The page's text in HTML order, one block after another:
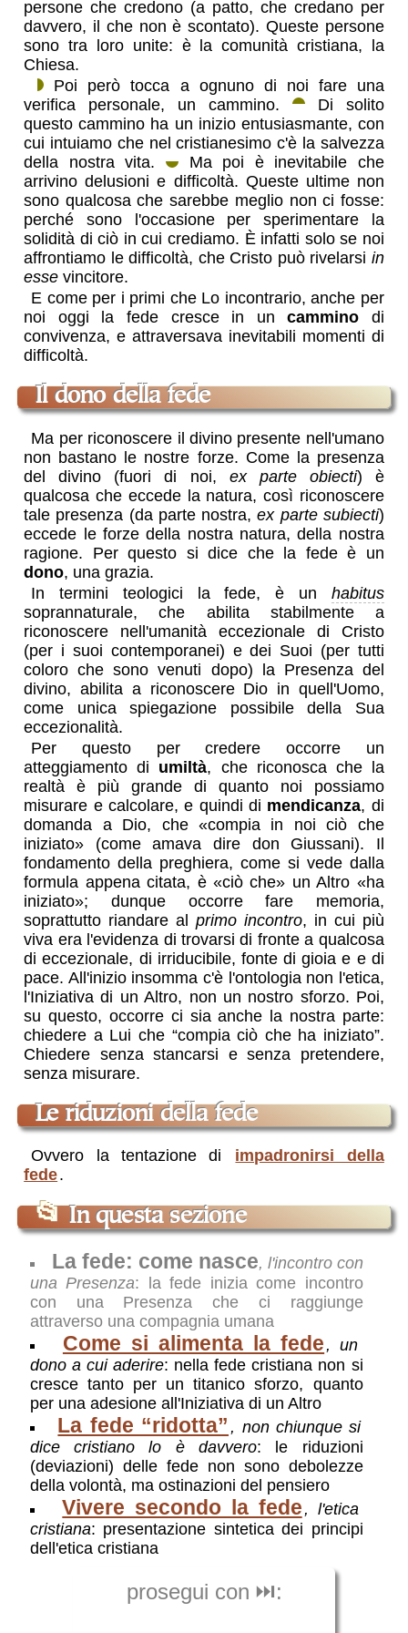
persone che credono (a patto, che credano per
davvero, il che non è scontato). Queste persone
sono tra loro unite: è la comunità cristiana, la
Chiesa.
Poi però tocca a ognuno di noi fare una
verifica personale, un cammino.
Di solito
questo cammino ha un inizio entusiasmante, con
cui intuiamo che nel cristianesimo c'è la salvezza
della nostra vita.
Ma poi è inevitabile che
arrivino delusioni e difficoltà. Queste ultime non
sono qualcosa che sarebbe meglio non ci fosse:
perché sono l'occasione per sperimentare la
solidità di ciò in cui crediamo. È infatti solo se noi
affrontiamo le difficoltà, che Cristo può rivelarsi in
esse vincitore.
E come per i primi che Lo incontrario, anche per
noi oggi la fede cresce in uncammino di
convivenza, e attraversava inevitabili momenti di
difficoltà.
Il dono della fede
Ma per riconoscere il divino presente nell'umano
non bastano le nostre forze. Come la presenza
del divino (fuori di noi, ex parte obiecti) è
qualcosa che eccede la natura, così riconoscere
tale presenza (da parte nostra,ex parte subiecti)
eccede le forze della nostra natura, della nostra
ragione. Per questo si dice che la fede è un
dono, una grazia.
In termini teologici la fede, è un habitus
soprannaturale, che abilita stabilmente a
riconoscere nell'umanità eccezionale di Cristo
(per i suoi contemporanei) e dei Suoi (per tutti
coloro che sono venuti dopo) la Presenza del
divino, abilita a riconoscere Dio in quell'Uomo,
come unica spiegazione possibile della Sua
eccezionalità.
Per questo per credere occorre un
atteggiamento di umiltà, che riconosca che la
realtà è più grande di quanto noi possiamo
misurare e calcolare, e quindi di mendicanza, di
domanda a Dio, che «compia in noi ciò che
iniziato» (come amava dire don Giussani). Il
fondamento della preghiera, come si vede dalla
formula appena citata, è «ciò che» un Altro «ha
iniziato»; dunque occorre fare memoria,
soprattutto riandare alprimo incontro, in cui più
viva era l'evidenza di trovarsi di fronte a qualcosa
di eccezionale, di irriducibile, fonte di gioia e e di
pace. All'inizio insomma c'è l'ontologia non l'etica,
l'Iniziativa di un Altro, non un nostro sforzo. Poi,
su questo, occorre ci sia anche la nostra parte:
chiedere a Lui che “compia ciò che ha iniziato”.
Chiedere senza stancarsi e senza pretendere,
senza misurare.
Le riduzioni della fede
Ovvero la tentazione di
impadronirsi della
fede.
📂 In questa sezione
La fede: come nasce, l'incontro con
una Presenza: la fede inizia come incontro
con una Presenza che ci raggiunge
attraverso una compagnia umana
Come si alimenta la fede , un
dono a cui aderire: nella fede cristiana non si
cresce tanto per un titanico sforzo, quanto
per una adesione all'Iniziativa di un Altro
La fede “ridotta” , non chiunque si
dice cristiano lo è davvero: le riduzioni
(deviazioni) delle fede non sono debolezze
della volontà, ma ostinazioni del pensiero
Vivere secondo la fede , l'etica
cristiana: presentazione sintetica dei principi
dell'etica cristiana
prosegui con ⏭️: